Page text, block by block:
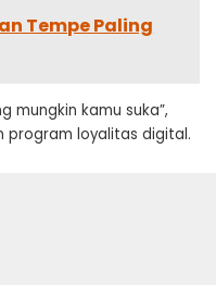
Tempe Paling
mungkin kamu suka”,
program loyalitas digital.